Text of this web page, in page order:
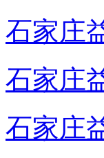
石家庄
石家庄
石家庄